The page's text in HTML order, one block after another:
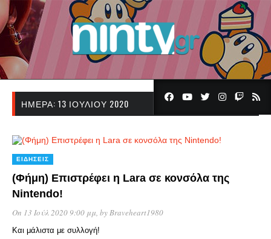
ΗΜΈΡΑ: 13 ΙΟΥΛΊΟΥ 2020
ΕΙΔΉΣΕΙΣ
(Φήμη) Επιστρέφει η Lara σε κονσόλα της
Nintendo!
On 13 Ιούλ 2020 9:00 μμ, byBraveheart1980
Και μάλιστα με συλλογή!